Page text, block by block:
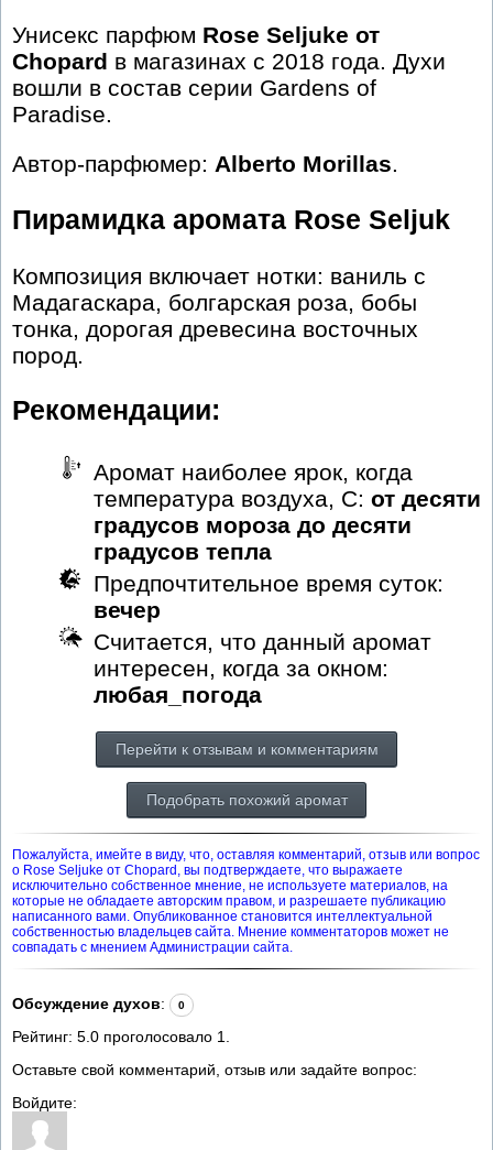
Унисекс парфюм Rose Seljuke от
Chopard в магазинах с 2018 года. Духи
вошли в состав серии Gardens of
Paradise.
Автор-парфюмер: Alberto Morillas.
Пирамидка аромата Rose Seljuk
Композиция включает нотки: ваниль с
Мадагаскара, болгарская роза, бобы
тонка, дорогая древесина восточных
пород.
Рекомендации:
Аромат наиболее ярок, когда
температура воздуха, С: от десяти
градусов мороза до десяти
градусов тепла
Предпочтительное время суток:
вечер
Считается, что данный аромат
интересен, когда за окном:
любая_погода
Перейти к отзывам и комментариям
Подобрать похожий аромат
Пожалуйста, имейте в виду, что, оставляя комментарий, отзыв или вопрос
о Rose Seljuke от Chopard, вы подтверждаете, что выражаете
исключительно собственное мнение, не используете материалов, на
которые не обладаете авторским правом, и разрешаете публикацию
написанного вами. Опубликованное становится интеллектуальной
собственностью владельцев сайта. Мнение комментаторов может не
совпадать с мнением Администрации сайта.
Обсуждение духов: 0
Рейтинг: 5.0 проголосовало 1
Оставьте свой комментарий, отзыв или задайте вопрос:
Войдите: